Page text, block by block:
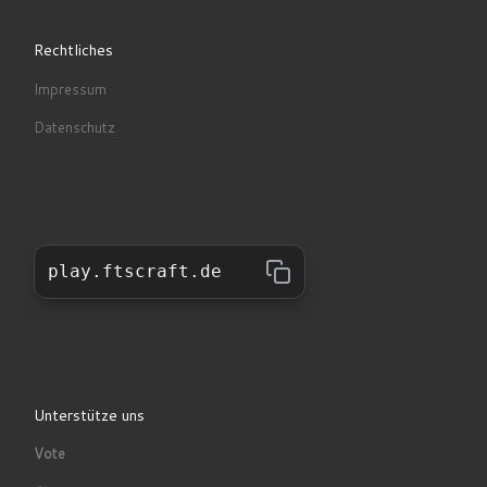
Rechtliches
Impressum
Datenschutz
play.ftscraft.de
Unterstütze uns
Vote